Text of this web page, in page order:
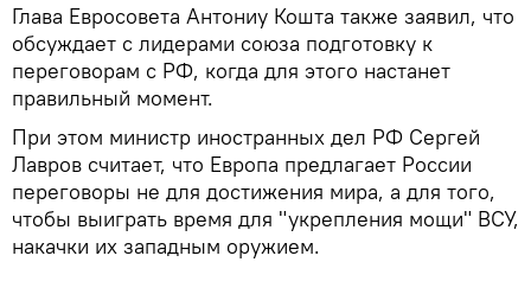
Глава Евросовета Антониу Кошта также заявил, что
обсуждает с лидерами союза подготовку к
переговорам с РФ, когда для этого настанет
правильный момент.
При этом министр иностранных дел РФ Сергей
Лавров считает, что Европа предлагает России
переговоры не для достижения мира, а для того,
чтобы выиграть время для "укрепления мощи" ВСУ,
накачки их западным оружием.